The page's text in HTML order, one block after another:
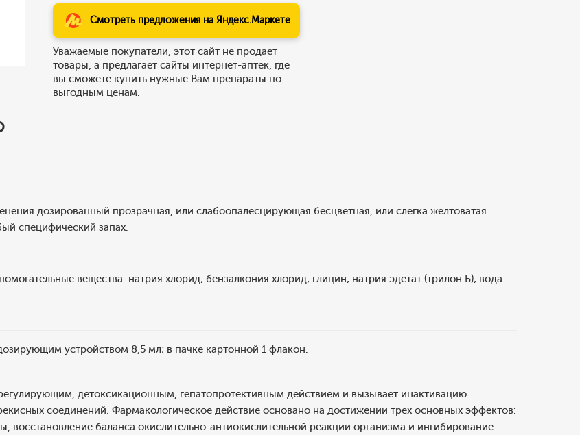
Смотреть предложения на Яндекс.Маркете
Уважаемые покупатели, этот сайт не продает
товары, а предлагает сайты интернет-аптек, где
вы сможете купить нужные Вам препараты по
выгодным ценам.
дозированный прозрачная, или слабоопалесцирующая бесцветная, или слегка желтоватая
специфический запах.
вещества: натрия хлорид; бензалкония хлорид; глицин; натрия эдетат (трилон Б); вода
устройством 8,5 мл; в пачке картонной 1 флакон.
детоксикационным, гепатопротективным действием и вызывает инактивацию
соединений. Фармакологическое действие основано на достижении трех основных эффектов:
восстановление баланса окислительно-антиокислительной реакции организма и ингибирование